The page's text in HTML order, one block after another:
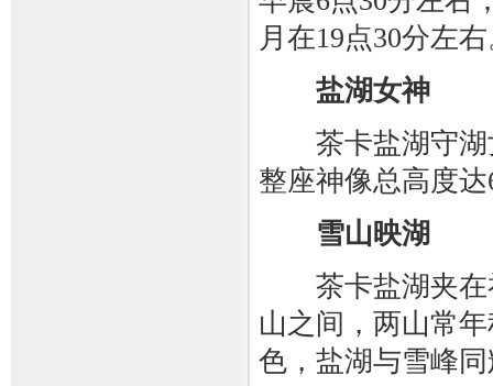
月在19点30分左
盐湖女神
茶卡盐湖守湖
整座神像总高度
雪山映湖
茶卡盐湖夹在
山之间，两山常
色，盐湖与雪峰